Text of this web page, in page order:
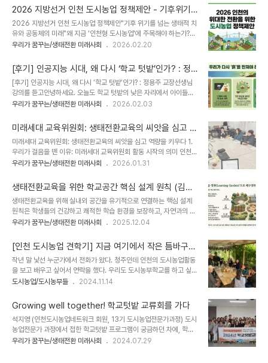
토요일 오전9시)교육시간: 총 30회 / 106시간 (이론 ..
업시민협의회 '학교텃밭 출판기획 1차 워크숍' 에서 금천의 조은하 활
동가는 학교텃밭 예산이 지난해에서 절반으로 줄었으나 학급 수는 기
존대로 유지하는 지침을 받았다고 한다. 텃밭 수업에 대한 요구가 여전
히 있다는 뜻이다. 그러나 예산이 크게 줄었으니 현실적으로 운영이 쉽
지 않은 상황이다. 생태전환교육으로서의 학교텃밭「교육기본법」 제22
변화에 대응하기 위하여 생태전환교육을 ..
2026 지방선거 인천 도시농업 정책제안 - 기후위기
를 넘는 생태적 치유와 공동체의 미래
2026 지방선거 인천 도시농업 정책제안"기후 위기를 넘는 생태적 치
유와 공동체의 미래"왜 지금 '인천형 도시농업'에 주목해야 하는가?오
늘날 도시는 기후 위기로 인한 생태적 위협과 인구 구조 변화라는 거대
(Resilience)을 끊임없이 시험하고 있으며, 고령화와 1인 가구의 급
증은 '사회적 고립'이라는 새로운 도시 병리 현상을 야기하고 있습니
다. 인천광역시는 이러한 복합 위기를 돌파할 핵심 전략으로 '식용도시
(Edible City)' 비전을 제안합니다. 2026년 인천이 그리는 도시농
업은 단순한 경작 활동을 넘어, 탄소 중립을 실현하는 '자연 기반 솔루
회적 치유'의 ..
우리가 꿈꾸는/생태전환 미래사회 2026.02.20
[후기] 인공지능 시대, 왜 다시 ‘학교 텃밭’인가? : 정
용주 교장선생님 강의를 듣고
[후기] 인공지능 시대, 왜 다시 ‘학교 텃밭’인가? : 정용주 교장선생님
강의를 듣고안녕하세요. 오늘도 학교 텃밭의 낮은 자리에서 아이들과
함께 흙을 만지며, 생명의 경이로움을 일깨우는 길 위에 계신 강사와
트워크에서 진행된 천왕초등학교 정용주 교장선생님의 '텃밭과 함께
하는 교육의 생태전환' 강의를 들었습니다. 모든 감각과 관계가 매끄러
운 화면 속으로 빨려 들어가는 인공지능 시대, 왜 우리는 굳이 거칠고
투박한 흙 앞에 다시 서야 하는 걸까요? 손끝에 닿는 흙의 서늘한 질감
과 생명의 박동을 그리워하며, 그날의 깊은 통찰과 위로를 담아 전해
공지능과 디지털 기기가 지배하는 시..
우리가 꿈꾸는/생태전환 미래사회 2026.02.03
미래세대 교육위원회: 생태전환교육의 씨앗을 심고 역
량을 키우다
미래세대 교육위원회: 생태전환교육의 씨앗을 심고 역량을 키우다 1.
우리가 걸음을 뗀 이유: 미래세대 교육위원회 활동 시작의 의미 인천도
시농업네트워크의 학교 텃밭 교육사업이 양적으로 팽창하면서, 우리
를 심고 수확하는 ‘농사 기술’을 전수하는 것이 과연 우리가 지향하는
교육의 전부인가라는 의문이었습니다. 그동안의 워크숍이 예산을 소
비하는 일회성 친목 도모나 단순 체험에 머물렀다면, 이제는 그 틀을
깨야 할 때입니다.우리는 '생태전환교육'이라는 명확한 깃발을 세우고
패러다임의 전환을 선언했습니다. 인간 중심적인 사고에서 벗어나 생
는 것이 아니라 체계적인 시스템 안에서 함께 성장하..
우리가 꿈꾸는/생태전환 미래사회 2026.01.31
생태전환교육을 위한 학교공간 핵심 설계 원칙 (김성
원 PlayAT연구소 소장의 자료를 토대로)
생태전환교육을 위해 실내외 공간을 유기적으로 연결하는 핵심 설계
원칙은 학생들의 건강하고 쾌적한 학습 환경을 보장하고, 자연과의 지
속적인 접촉을 촉진하며, 실행 중심의 교육 활동을 확장하는 데 중점을
정리된 실내외 공간 유기적 연결을 위한 핵심 설계 원칙 및 요소들입니
다.1. 실내 환경의 질 개선 및 자연 요소 극대화생태전환교육을 위한 공
간은 건축적 요소뿐만 아니라 학생들이 체감하는 환경적 요소를 최우
선으로 고려하여 실내와 실외의 경계를 허물고 자연과의 접촉을 원활
하게 해야 합니다.핵심 원칙설계 요소 및 설명근거 출처쾌적한 환경 보
학업 성취도에 가장 큰 영향을 ..
우리가 꿈꾸는/생태전환 미래사회 2025.12.04
[인천 도시농업 견학기] 지금 여기에서 작은 틈바구니
를 만들고 하나씩 땅을 일구다.
작년 말 낯선 누군가에서 전화가 왔다. 청주인데 인천의 도시농업활동
을 보고 배우고 싶어서 연락을 했다. 우리도 도시농부학교를 하고 싶은
데 어떻게 하면 좋을까? 아직 땅도 없고 예산도 없지만 구해보겠다. 도
이렇게 열성적으로 도시농업을 시작하려고 하는데 도와야겠다고 생각
했다. 그래서 도시농부학교 과정을 짜서 보내주고, 강사진까지 추천해
서 청주도시농부학교를 열게 되었다. 지난 9월 수료를 하면서 꼭 한
번 인천견학을 오겠다고 하여 잡은 한글날 견학에 청주도시농부학교
수료생들이 함께 결성한 청주도시농업네트워크의 핵심 멤버들이 찾아
도시농업/도시농부들 2024.11.14
Growing well together! 학교텃밭 교류회를 가다
석지영 (인천도시농업네트워크 회원, 13기 도시농업전문가과정) 도시
농업전문가 과정에서 접한 학교텃밭 프로그램이 궁금하던 차에, 학교
텃밭교류회에 참가 신청을 했습니다. 학교텃밭을 통해 아이들의 생태,
우리가 꿈꾸는/생태전환 미래사회 2024.07.29